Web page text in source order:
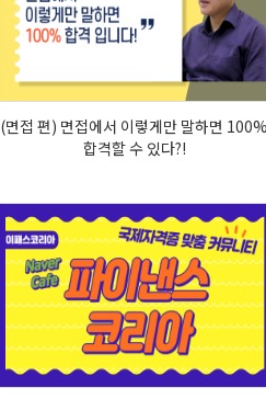
(면접 편) 면접에서 이렇게만 말하면
합격할 수 있다?!